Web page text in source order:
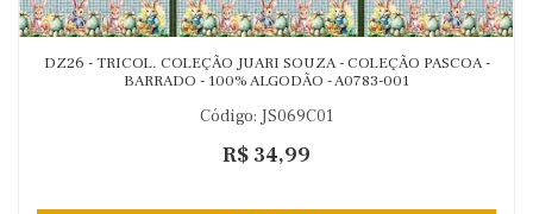
DZ26 - TRICOL. COLEÇÃO JUARI SOUZA - COLEÇÃO PASCOA -
BARRADO - 100% ALGODÃO - A0783-001
Código: JS069C01
R$ 34,99